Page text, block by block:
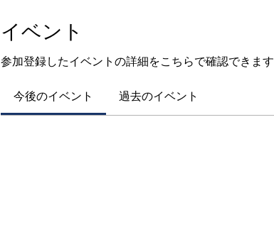
イベント
参加登録したイベントの詳細をこちらで確認できます
今後のイベント 過去のイベント